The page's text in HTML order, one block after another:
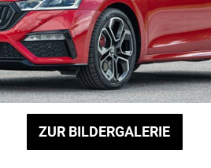
ZUR BILDERGALERIE